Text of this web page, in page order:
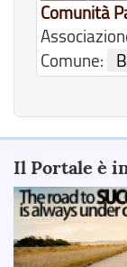
Comunità
Comune:
Il Portale è